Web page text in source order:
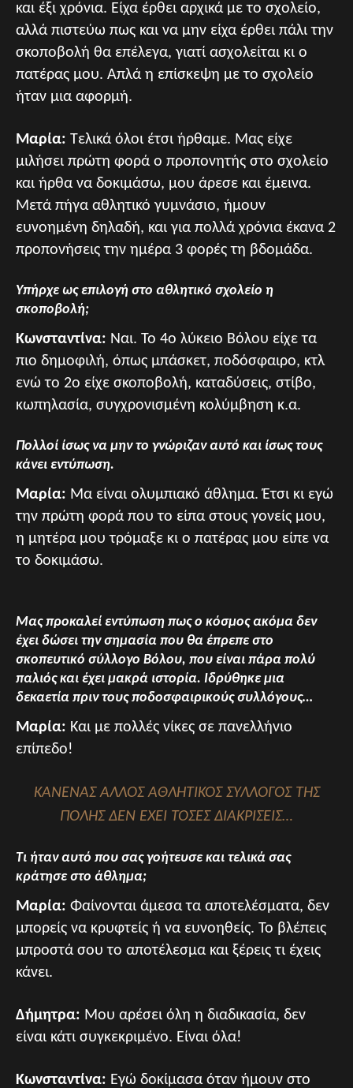
και έξι χρόνια. Είχα έρθει αρχικά με το σχολείο,
αλλά πιστεύω πως και να μην είχα έρθει πάλι την
σκοποβολή θα επέλεγα, γιατί ασχολείται κι ο
πατέρας μου. Απλά η επίσκεψη με το σχολείο
ήταν μια αφορμή.
Μαρία: Τελικά όλοι έτσι ήρθαμε. Μας είχε
μιλήσει πρώτη φορά ο προπονητής στο σχολείο
και ήρθα να δοκιμάσω, μου άρεσε και έμεινα.
Μετά πήγα αθλητικό γυμνάσιο, ήμουν
ευνοημένη δηλαδή, και για πολλά χρόνια έκανα 2
προπονήσεις την ημέρα 3 φορές τη βδομάδα.
Υπήρχε ως επιλογή στο αθλητικό σχολείο η
σκοποβολή;
Κωνσταντίνα: Ναι. Το 4ο λύκειο Βόλου είχε τα
πιο δημοφιλή, όπως μπάσκετ, ποδόσφαιρο, κτλ
ενώ το 2ο είχε σκοποβολή, καταδύσεις, στίβο,
κωπηλασία, συγχρονισμένη κολύμβηση κ.α.
Πολλοί ίσως να μην το γνώριζαν αυτό και ίσως τους
κάνει εντύπωση.
Μαρία: Μα είναι ολυμπιακό άθλημα. Έτσι κι εγώ
την πρώτη φορά που το είπα στους γονείς μου,
η μητέρα μου τρόμαξε κι ο πατέρας μου είπε να
το δοκιμάσω.
Μας προκαλεί εντύπωση πως ο κόσμος ακόμα δεν
έχει δώσει την σημασία που θα έπρεπε στο
σκοπευτικό σύλλογο Βόλου, που είναι πάρα πολύ
παλιός και έχει μακρά ιστορία. Ιδρύθηκε μια
δεκαετία πριν τους ποδοσφαιρικούς συλλόγους…
Μαρία: Και με πολλές νίκες σε πανελλήνιο
επίπεδο!
ΚΑΝΕΝΑΣ ΑΛΛΟΣ ΑΘΛΗΤΙΚΟΣ ΣΥΛΛΟΓΟΣ ΤΗΣ
ΠΟΛΗΣ ΔΕΝ ΕΧΕΙ ΤΟΣΕΣ ΔΙΑΚΡΙΣΕΙΣ…
Τι ήταν αυτό που σας γοήτευσε και τελικά σας
κράτησε στο άθλημα;
Μαρία: Φαίνονται άμεσα τα αποτελέσματα, δεν
μπορείς να κρυφτείς ή να ευνοηθείς. Το βλέπεις
μπροστά σου το αποτέλεσμα και ξέρεις τι έχεις
κάνει.
Δήμητρα: Μου αρέσει όλη η διαδικασία, δεν
είναι κάτι συγκεκριμένο. Είναι όλα!
Κωνσταντίνα: Εγώ δοκίμασα όταν ήμουν στο